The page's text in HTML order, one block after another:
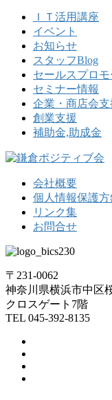
ＩＴ活用講座
イベント
お知らせ
スタッフBlog
セールスプロ
セミナー情報
企業・商店会支
創業支援
補助金,助成金
会社概要
個人情報保護方
リンク集
お問合せ
〒231-0062
神奈川県横浜市中区
クロスゲート7階
TEL 045-392-8135